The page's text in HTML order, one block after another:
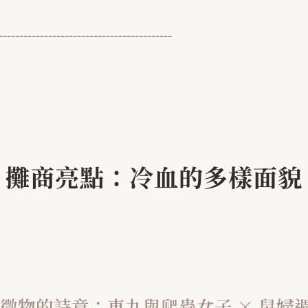
攤商亮點：冷血的多樣面貌